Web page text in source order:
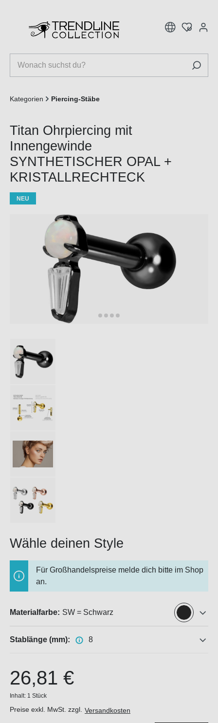
Kategorien Piercing-Stäbe
Titan Ohrpiercing mit
Innengewinde
SYNTHETISCHER OPAL +
KRISTALLRECHTECK
NEU
Wähle deinen Style
Für Großhandelspreise melde dich bitte im Shop
an.
Materialfarbe: SW = Schwarz
Stablänge (mm): 8
26,81 €
Inhalt: 1 Stück
Preise exkl. MwSt. zzgl. Versandkosten